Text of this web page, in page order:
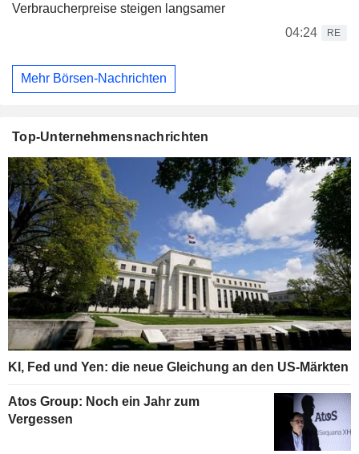
Verbraucherpreise steigen langsamer
04:24
RE
Mehr Börsen-Nachrichten
Top-Unternehmensnachrichten
KI, Fed und Yen: die neue Gleichung an den US-Märkten
Atos Group: Noch ein Jahr zum
Vergessen